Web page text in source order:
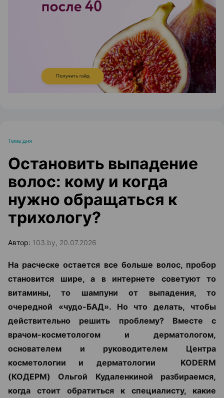
ЭФФЕКТИВНАЯ РЕКЛАМА НА САЙТЕ
Тема дня
Остановить выпадение
волос: кому и когда
нужно обращаться к
трихологу?
Автор: 103.by, 20.07.2026
На расческе остается все больше волос, пробор
становится шире, а в интернете советуют то
витамины, то шампуни от выпадения, то
очередной «чудо-БАД». Но что делать, чтобы
действительно решить проблему? Вместе с
врачом-косметологом и дерматологом,
основателем и руководителем Центра
косметологии и дерматологии KODERM
(КОДЕРМ) Ольгой Кудаленкиной разбираемся,
когда стоит обратиться к специалисту, какие